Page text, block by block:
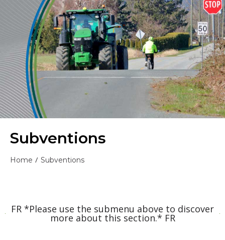
Subventions
Home / Subventions
FR *Please use the submenu above to discover
more about this section.* FR